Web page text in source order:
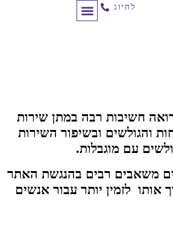
לחיוג
חשיבות רבה במתן שירות
והגולשים ובשיפור השירות
עם מוגבלות.
משאבים רבים בהנגשת האתר
אותו לזמין יותר עבור אנשים